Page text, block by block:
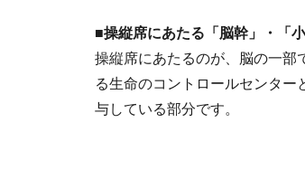
■操縦席にあたる「脳幹」・「小
操縦席にあたるのが、脳の一部
る生命のコントロールセンター
与している部分です。